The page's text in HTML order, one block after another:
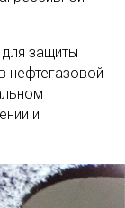
защиты
нефтегазовой
и